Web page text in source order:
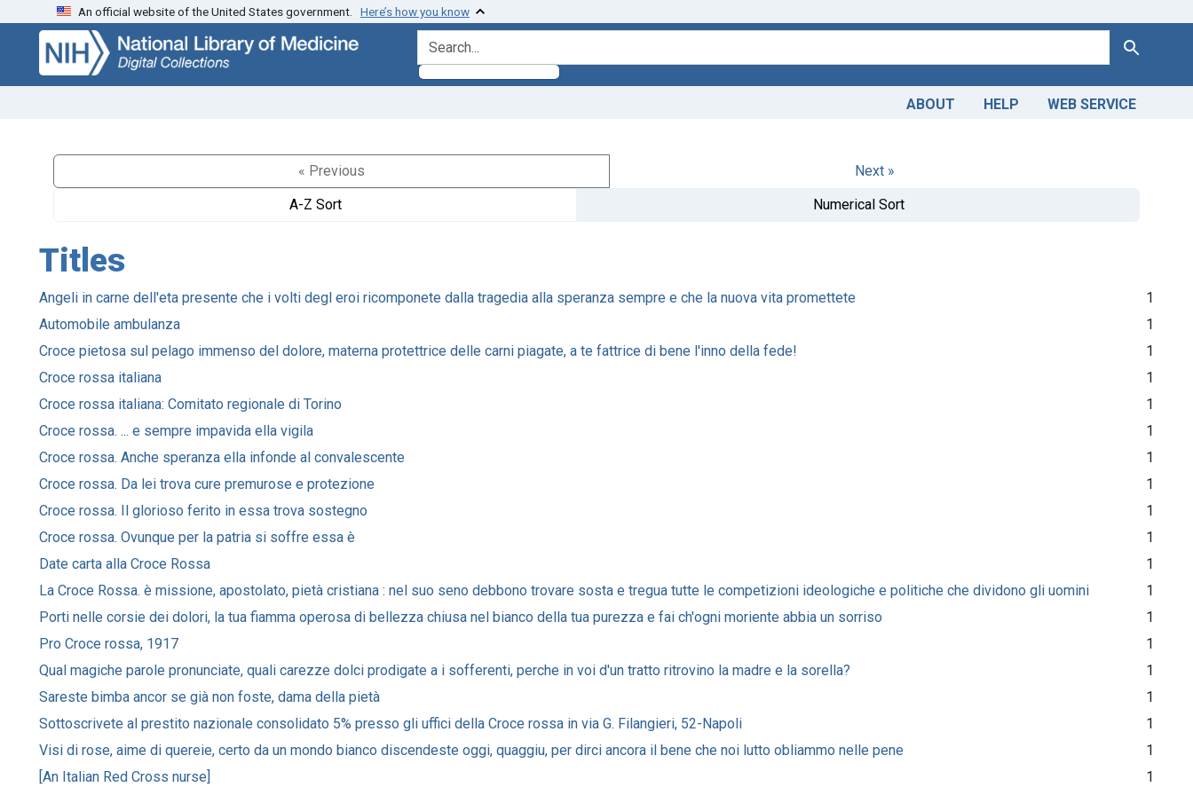
Skip
search
Skip to
main
content
An official website of the United States government. Here’s how you know
search for Search
ABOUT HELP WEB SERVICE
« Previous
Next »
A-Z Sort
Numerical Sort
Titles
Angeli in carne dell'eta presente che i volti degl eroi ricomponete dalla tragedia alla speranza sempre e che la nuova vita promettete
1
Automobile ambulanza
1
Croce pietosa sul pelago immenso del dolore, materna protettrice delle carni piagate, a te fattrice di bene l'inno della fede!
1
Croce rossa italiana
1
Croce rossa italiana: Comitato regionale di Torino
1
Croce rossa. ... e sempre impavida ella vigila
1
Croce rossa. Anche speranza ella infonde al convalescente
1
Croce rossa. Da lei trova cure premurose e protezione
1
Croce rossa. Il glorioso ferito in essa trova sostegno
1
Croce rossa. Ovunque per la patria si soffre essa è
1
Date carta alla Croce Rossa
1
La Croce Rossa. è missione, apostolato, pietà cristiana : nel suo seno debbono trovare sosta e tregua tutte le competizioni ideologiche e politiche che dividono gli uomini
1
Porti nelle corsie dei dolori, la tua fiamma operosa di bellezza chiusa nel bianco della tua purezza e fai ch'ogni moriente abbia un sorriso
1
Pro Croce rossa, 1917
1
Qual magiche parole pronunciate, quali carezze dolci prodigate a i sofferenti, perche in voi d'un tratto ritrovino la madre e la sorella?
1
Sareste bimba ancor se già non foste, dama della pietà
1
Sottoscrivete al prestito nazionale consolidato 5% presso gli uffici della Croce rossa in via G. Filangieri, 52-Napoli
1
Visi di rose, aime di quereie, certo da un mondo bianco discendeste oggi, quaggiu, per dirci ancora il bene che noi lutto obliammo nelle pene
1
[An Italian Red Cross nurse]
1